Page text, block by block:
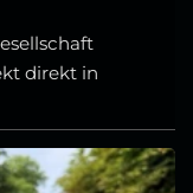
direkt in